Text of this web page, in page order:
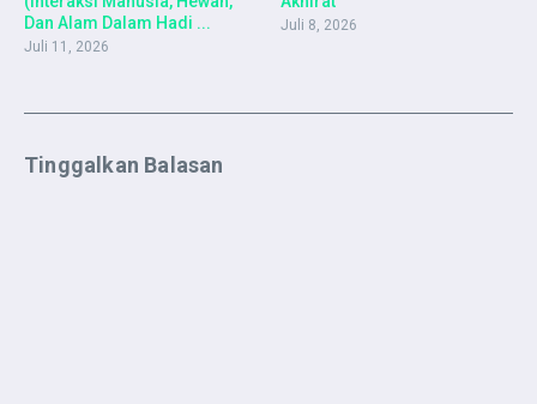
Dan Alam Dalam Hadi ...
Juli 11, 2026
Juli 8, 2026
Tinggalkan Balasan